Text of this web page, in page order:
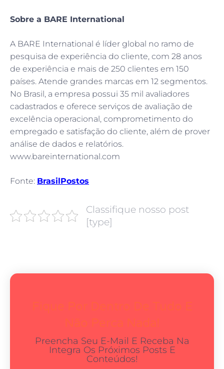
Sobre a BARE International
A BARE International é líder global no ramo de
pesquisa de experiência do cliente, com 28 anos
de experiência e mais de 250 clientes em 150
países. Atende grandes marcas em 12 segmentos.
No Brasil, a empresa possui 35 mil avaliadores
cadastrados e oferece serviços de avaliação de
excelência operacional, comprometimento do
empregado e satisfação do cliente, além de prover
análise de dados e relatórios.
www.bareinternational.com
Fonte: BrasilPostos
Classifique nosso post
[type]
Preencha Seu E-Mail E Receba Na
Integra Os Próximos Posts E
Conteúdos!